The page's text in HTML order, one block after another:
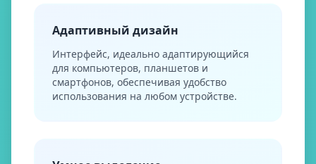
Адаптивный дизайн
Интерфейс, идеально адаптирующийся
для компьютеров, планшетов и
смартфонов, обеспечивая удобство
использования на любом устройстве.